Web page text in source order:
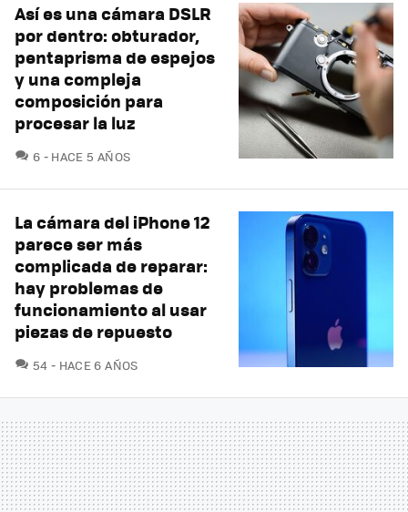
Así es una cámara DSLR
por dentro: obturador,
pentaprisma de espejos
y una compleja
composición para
procesar la luz
6 COMENTARIOS
HACE 5 AÑOS
La cámara del iPhone 12
parece ser más
complicada de reparar:
hay problemas de
funcionamiento al usar
piezas de repuesto
54 COMENTARIOS
HACE 6 AÑOS